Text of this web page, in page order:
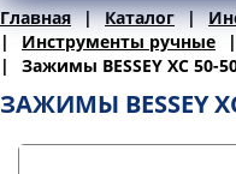
Главная Каталог
Инструменты ручные
Зажимы BESSEY XC 50-
ЗАЖИМЫ BESSEY